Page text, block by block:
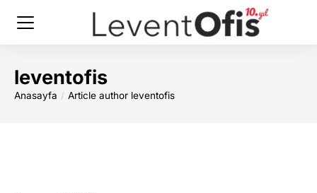
leventofis
You are here:
Anasayfa Article author leventofis